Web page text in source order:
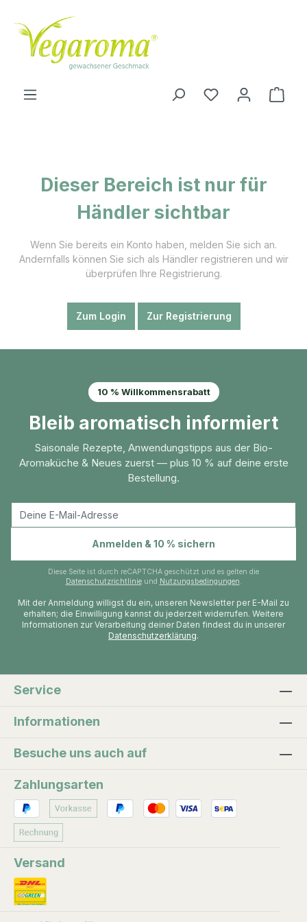
Zum Hauptinhalt springen
Dieser Bereich ist nur für
Händler sichtbar
Wenn Sie bereits ein Konto haben, melden Sie sich an.
Andernfalls können Sie sich als Händler registrieren und wir
überprüfen Ihre Registrierung.
Zum Login Zur Registrierung
10 % Willkommensrabatt
Bleib aromatisch informiert
Saisonale Rezepte, Anwendungstipps aus der Bio-
Aromaküche & Neues zuerst — plus 10 % auf deine erste
Bestellung.
Anmelden & 10 % sichern
Diese Seite ist durch reCAPTCHA geschützt und es gelten die
Datenschutzrichtlinieund Nutzungsbedingungen.
Mit der Anmeldung willigst du ein, unseren Newsletter per E-Mail zu
erhalten; die Einwilligung kannst du jederzeit widerrufen. Weitere
Informationen zur Verarbeitung deiner Daten findest du in unserer
Datenschutzerklärung.
Service
Informationen
Besuche uns auch auf
Zahlungsarten
Versand